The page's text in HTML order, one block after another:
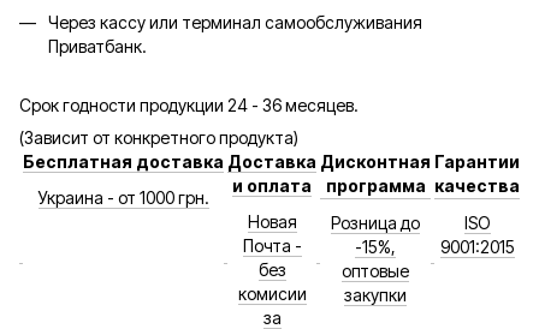
Через кассу или терминал самообслуживания
Приватбанк.
Срок годности продукции 24 - 36 месяцев.
(Зависит от конкретного продукта)
Бесплатная доставка
Украина - от 1000 грн.
Доставка
и оплата
Новая
Почта -
без
комисии
за
Дисконтная
программа
Розница до
-15%,
оптовые
закупки
Гарантии
качества
ISO
9001:2015